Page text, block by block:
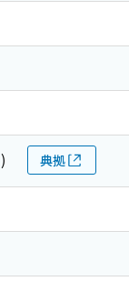
) 典拠